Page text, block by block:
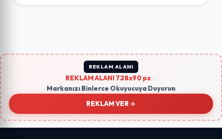
REKLAM ALANI
REKLAM ALANI 728x90 px
Markanızı Binlerce Okuyucuya Duyurun
REKLAM VER